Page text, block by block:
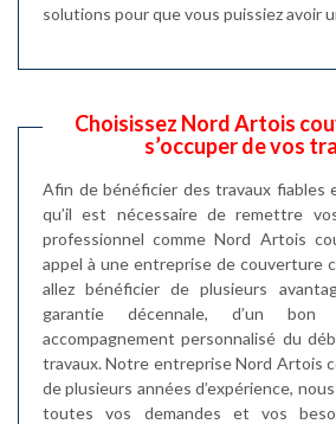
solutions pour que vous puissiez avoir
Choisissez Nord Artois
s’occuper de vos
Afin de bénéficier des travaux fiables
qu’il est nécessaire de remettre
professionnel comme Nord Artois
appel à une entreprise de couverture
allez bénéficier de plusieurs
garantie décennale, d’un
accompagnement personnalisé du
travaux. Notre entreprise Nord Artois
de plusieurs années d’expérience,
toutes vos demandes et vos